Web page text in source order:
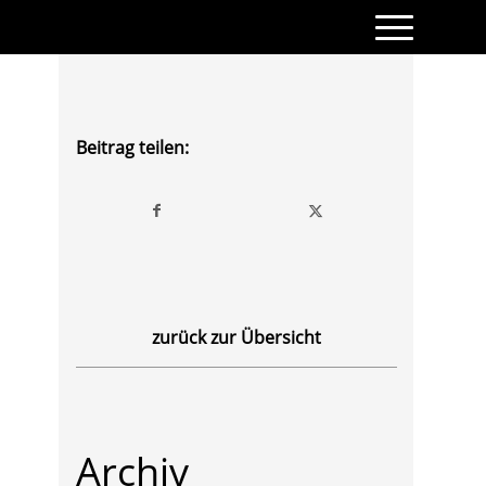
Beitrag teilen:
zurück zur Übersicht
Archiv